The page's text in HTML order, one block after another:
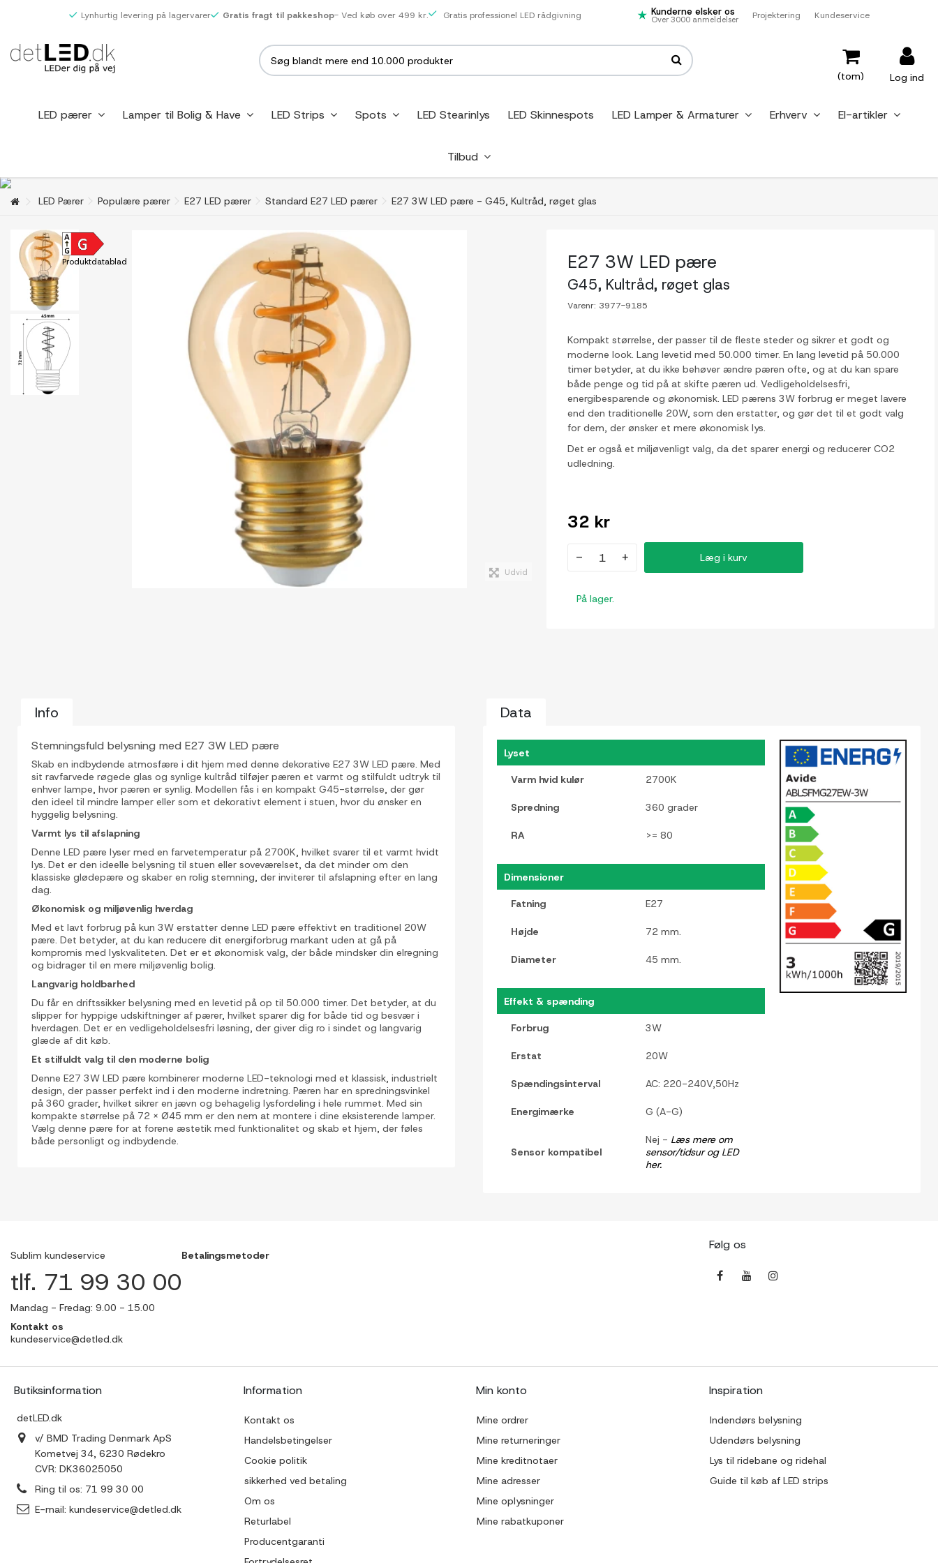
Lynhurtig levering på lagervarer Gratis fragt til pakkeshop- Ved køb over 499 kr. Gratis professionel LED rådgivning Kunderne elsker os
Over 3000 anmeldelser Projektering Kundeservice
Log ind
(tom)
LED pærer Lamper til Bolig & Have LED Strips Spots LED Stearinlys LED Skinnespots LED Lamper & Armaturer Erhverv El-artikler
Tilbud
LED Pærer Populære pærer E27 LED pærer Standard E27 LED pærer E27 3W LED pære - G45, Kultråd, røget glas
Produktdatablad
Udvid
E27 3W LED pære
G45, Kultråd, røget glas
Varenr: 3977-9185
Kompakt størrelse, der passer til de fleste steder og sikrer et godt og
moderne look. Lang levetid med 50.000 timer. En lang levetid på 50.000
timer betyder, at du ikke behøver ændre pæren ofte, og at du kan spare
både penge og tid på at skifte pæren ud. Vedligeholdelsesfri,
energibesparende og økonomisk. LED pærens 3W forbrug er meget lavere
end den traditionelle 20W, som den erstatter, og gør det til et godt valg
for dem, der ønsker et mere økonomisk lys.
Det er også et miljøvenligt valg, da det sparer energi og reducerer CO2
udledning.
32 kr
- + Læg i kurv
På lager.
Info Data
Stemningsfuld belysning med E27 3W LED pære
Skab en indbydende atmosfære i dit hjem med denne dekorative E27 3W LED pære. Med
sit ravfarvede røgede glas og synlige kultråd tilføjer pæren et varmt og stilfuldt udtryk til
enhver lampe, hvor pæren er synlig. Modellen fås i en kompakt G45-størrelse, der gør
den ideel til mindre lamper eller som et dekorativt element i stuen, hvor du ønsker en
hyggelig belysning.
Varmt lys til afslapning
Denne LED pære lyser med en farvetemperatur på 2700K, hvilket svarer til et varmt hvidt
lys. Det er den ideelle belysning til stuen eller soveværelset, da det minder om den
klassiske glødepære og skaber en rolig stemning, der inviterer til afslapning efter en lang
dag.
Økonomisk og miljøvenlig hverdag
Med et lavt forbrug på kun 3W erstatter denne LED pære effektivt en traditionel 20W
pære. Det betyder, at du kan reducere dit energiforbrug markant uden at gå på
kompromis med lyskvaliteten. Det er et økonomisk valg, der både mindsker din elregning
og bidrager til en mere miljøvenlig bolig.
Langvarig holdbarhed
Du får en driftssikker belysning med en levetid på op til 50.000 timer. Det betyder, at du
slipper for hyppige udskiftninger af pærer, hvilket sparer dig for både tid og besvær i
hverdagen. Det er en vedligeholdelsesfri løsning, der giver dig ro i sindet og langvarig
glæde af dit køb.
Et stilfuldt valg til den moderne bolig
Denne E27 3W LED pære kombinerer moderne LED-teknologi med et klassisk, industrielt
design, der passer perfekt ind i den moderne indretning. Pæren har en spredningsvinkel
på 360 grader, hvilket sikrer en jævn og behagelig lysfordeling i hele rummet. Med sin
kompakte størrelse på 72 x Ø45 mm er den nem at montere i dine eksisterende lamper.
Vælg denne pære for at forene æstetik med funktionalitet og skab et hjem, der føles
både personligt og indbydende.
Lyset
Varm hvid kulør 2700K
Spredning 360 grader
RA >= 80
Dimensioner
Fatning E27
Højde 72 mm.
Diameter 45 mm.
Effekt & spænding
Forbrug 3W
Erstat 20W
Spændingsinterval AC: 220-240V,50Hz
Energimærke G (A-G)
Sensor kompatibel
Nej - Læs mere om
sensor/tidsur og LED
her.
Sublim kundeservice
tlf. 71 99 30 00
Mandag - Fredag: 9.00 - 15.00
Kontakt os
kundeservice@detled.dk
Betalingsmetoder
Følg os
Butiksinformation
detLED.dk
v/ BMD Trading Denmark ApS
Kometvej 34, 6230 Rødekro
CVR: DK36025050
Ring til os: 71 99 30 00
E-mail: kundeservice@detled.dk
Information
Kontakt os
Handelsbetingelser
Cookie politik
sikkerhed ved betaling
Om os
Returlabel
Producentgaranti
Min konto
Mine ordrer
Mine returneringer
Mine kreditnotaer
Mine adresser
Mine oplysninger
Mine rabatkuponer
Inspiration
Indendørs belysning
Udendørs belysning
Lys til ridebane og ridehal
Guide til køb af LED strips